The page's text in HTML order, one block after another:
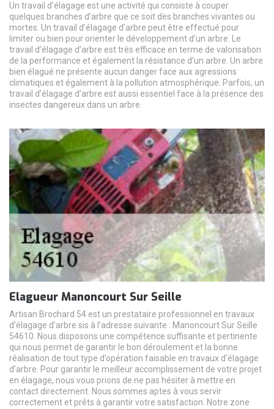
Un travail d’élagage est une activité qui consiste à couper
quelques branches d’arbre que ce soit des branches vivantes ou
mortes. Un travail d’élagage d’arbre peut être effectué pour
limiter ou bien pour orienter le développement d’un arbre. Le
travail d’élagage d’arbre est très efficace en terme de valorisation
de la performance et également la résistance d’un arbre. Un arbre
bien élagué ne présente aucun danger face aux agressions
climatiques et également à la pollution atmosphérique. Parfois, un
travail d’élagage d’arbre est aussi essentiel face à la présence des
insectes dangereux dans un arbre.
Elagueur Manoncourt Sur Seille
Artisan Brochard 54 est un prestataire professionnel en travaux
d’élagage d’arbre sis à l’adresse suivante : Manoncourt Sur Seille
54610. Nous disposons une compétence suffisante et pertinente
qui nous permet de garantir le bon déroulement et la bonne
réalisation de tout type d’opération faisable en travaux d’élagage
d’arbre. Pour garantir le meilleur accomplissement de votre projet
en élagage, nous vous prions de ne pas hésiter à mettre en
contact directement. Nous sommes aptes à vous servir
correctement et prêts à garantir votre satisfaction. Notre zone